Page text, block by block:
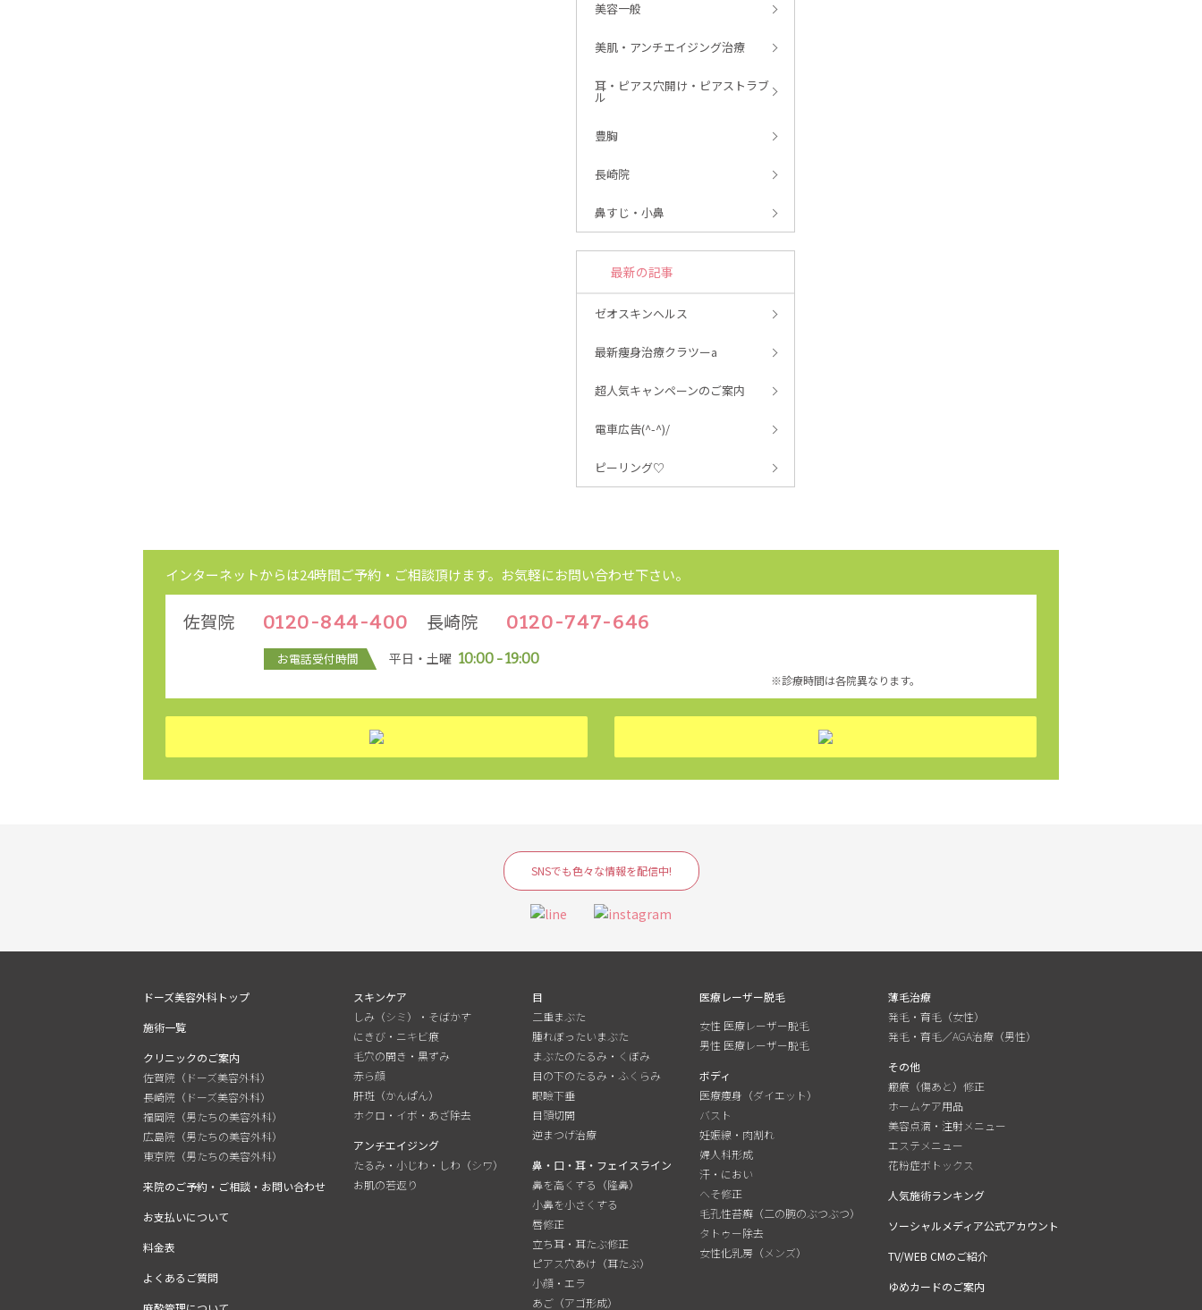
美容一般
美肌・アンチエイジング治療
耳・ピアス穴開け・ピアストラブ
ル
豊胸
長崎院
鼻すじ・小鼻
最新の記事
ゼオスキンヘルス
最新痩身治療クラツーa
超人気キャンペーンのご案内
電車広告(^-^)/
ピーリング♡
インターネットからは24時間ご予約・ご相談頂けます。 お気軽にお問い合わせ下さい。
佐賀院 0120-844-400 長崎院 0120-747-646
お電話受付時間 平日・土曜 10:00 - 19:00
※診療時間は各院異なります。
SNSでも色々な情報を配信中!
ドーズ美容外科トップ
施術一覧
クリニックのご案内
佐賀院（ドーズ美容外科）
長崎院（ドーズ美容外科）
福岡院（男たちの美容外科）
広島院（男たちの美容外科）
東京院（男たちの美容外科）
来院のご予約・ご相談・お問い合わせ
お支払いについて
料金表
よくあるご質問
スキンケア
しみ（シミ）・そばかす
にきび・ニキビ痕
毛穴の開き・黒ずみ
赤ら顔
肝斑（かんぱん）
ホクロ・イボ・あざ除去
アンチエイジング
たるみ・小じわ・しわ（シワ）
お肌の若返り
目
二重まぶた
腫れぼったいまぶた
まぶたのたるみ・くぼみ
目の下のたるみ・ふくらみ
眼瞼下垂
目頭切開
逆まつげ治療
鼻・口・耳・フェイスライン
鼻を高くする（隆鼻）
小鼻を小さくする
唇修正
立ち耳・耳たぶ修正
ピアス穴あけ（耳たぶ）
小顔・エラ
あご（アゴ形成）
医療レーザー脱毛
女性 医療レーザー脱毛
男性 医療レーザー脱毛
ボディ
医療痩身（ダイエット）
バスト
妊娠線・肉割れ
婦人科形成
汗・におい
へそ修正
毛孔性苔癬（二の腕のぶつぶつ）
タトゥー除去
女性化乳房（メンズ）
薄毛治療
発毛・育毛（女性）
発毛・育毛／AGA治療（男性）
その他
瘢痕（傷あと）修正
ホームケア用品
美容点滴・注射メニュー
エステメニュー
花粉症ボトックス
人気施術ランキング
ソーシャルメディア公式アカウント
TV/WEB CMのご紹介
ゆめカードのご案内